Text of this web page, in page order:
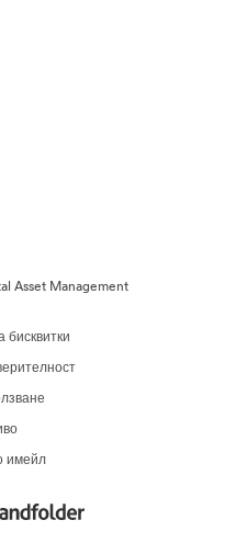
Asset Management
бисквитки
имейл